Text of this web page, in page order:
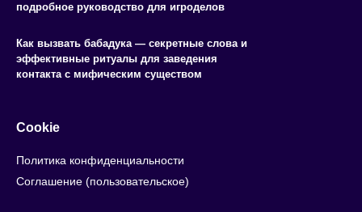
подробное руководство для игроделов
Как вызвать бабадука — секретные слова и
эффективные ритуалы для заведения
контакта с мифическим существом
Cookie
Политика конфиденциальности
Соглашение (пользовательское)